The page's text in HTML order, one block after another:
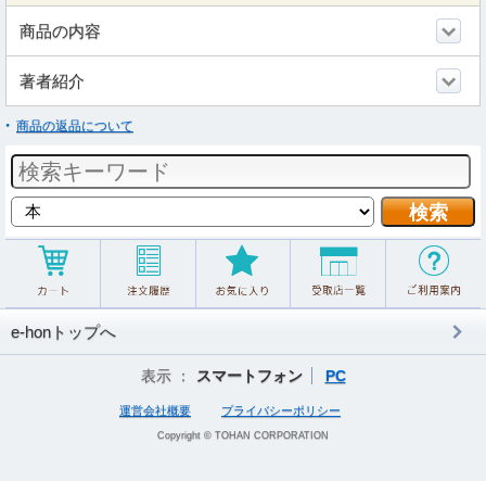
商品の内容
著者紹介
商品の返品について
e-honトップへ
表示 ： スマートフォン PC
運営会社概要 プライバシーポリシー
Copyright © TOHAN CORPORATION